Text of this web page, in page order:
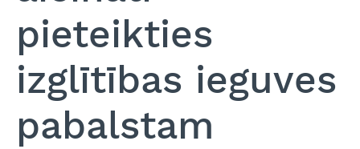
pieteikties
izglītības ieguves
pabalstam